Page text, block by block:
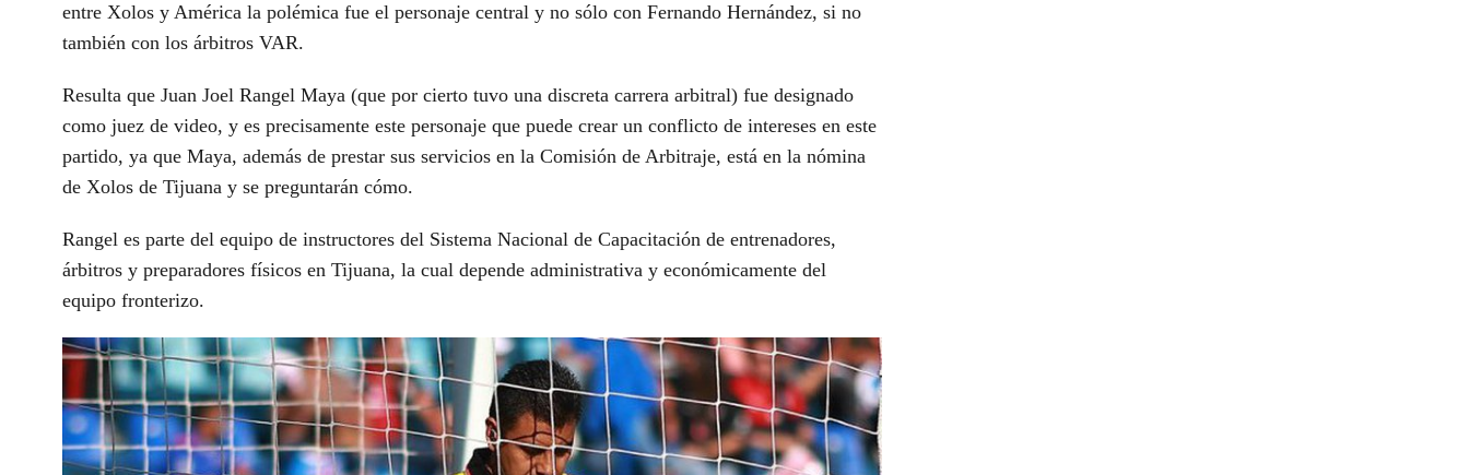
entre Xolos y América la polémica fue el personaje central y no sólo con Fernando Hernández, si no
también con los árbitros VAR.
Resulta que Juan Joel Rangel Maya (que por cierto tuvo una discreta carrera arbitral) fue designado
como juez de video, y es precisamente este personaje que puede crear un conflicto de intereses en este
partido, ya que Maya, además de prestar sus servicios en la Comisión de Arbitraje, está en la nómina
de Xolos de Tijuana y se preguntarán cómo.
Rangel es parte del equipo de instructores del Sistema Nacional de Capacitación de entrenadores,
árbitros y preparadores físicos en Tijuana, la cual depende administrativa y económicamente del
equipo fronterizo.